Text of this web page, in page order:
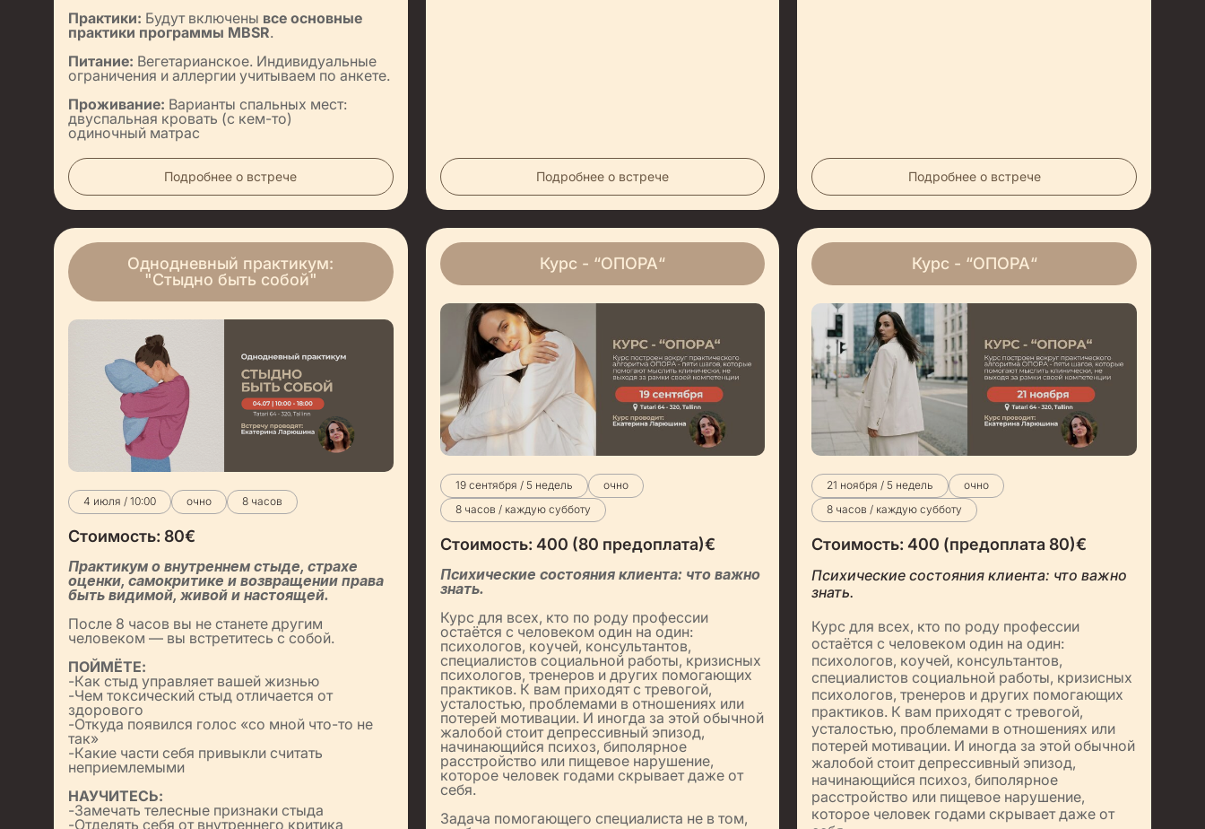
Практики: Будут включены все основные
практики программы MBSR.
Питание: Вегетарианское. Индивидуальные
ограничения и аллергии учитываем по анкете.
Проживание: Варианты спальных мест:
двуспальная кровать (с кем-то)
одиночный матрас
Подробнее о встрече Подробнее о встрече Подробнее о встрече
Однодневный практикум:
"Стыдно быть собой"
4 июля / 10:00 очно 8 часов
Стоимость: 80€
Практикум о внутреннем стыде, страхе
оценки, самокритике и возвращении права
быть видимой, живой и настоящей.
После 8 часов вы не станете другим
человеком — вы встретитесь с собой.
ПОЙМЁТЕ:
-Как стыд управляет вашей жизнью
-Чем токсический стыд отличается от
здорового
-Откуда появился голос «со мной что-то не
так»
-Какие части себя привыкли считать
неприемлемыми
НАУЧИТЕСЬ:
-Замечать телесные признаки стыда
-Отделять себя от внутреннего критика
Курс - “ОПОРА“
19 сентября / 5 недель
очно
8 часов / каждую субботу
Стоимость: 400 (80 предоплата)€
Психические состояния клиента: что важно
знать.
Курс для всех, кто по роду профессии
остаётся с человеком один на один:
психологов, коучей, консультантов,
специалистов социальной работы, кризисных
психологов, тренеров и других помогающих
практиков. К вам приходят с тревогой,
усталостью, проблемами в отношениях или
потерей мотивации. И иногда за этой обычной
жалобой стоит депрессивный эпизод,
начинающийся психоз, биполярное
расстройство или пищевое нарушение,
которое человек годами скрывает даже от
себя.
Задача помогающего специалиста не в том,
Курс - “ОПОРА“
21 ноября / 5 недель
очно
8 часов / каждую субботу
Стоимость:400 (предоплата 80)€
Психические состояния клиента: что важно
знать.
Курс для всех, кто по роду профессии
остаётся с человеком один на один:
психологов, коучей, консультантов,
специалистов социальной работы, кризисных
психологов, тренеров и других помогающих
практиков. К вам приходят с тревогой,
усталостью, проблемами в отношениях или
потерей мотивации. И иногда за этой обычной
жалобой стоит депрессивный эпизод,
начинающийся психоз, биполярное
расстройство или пищевое нарушение,
которое человек годами скрывает даже от